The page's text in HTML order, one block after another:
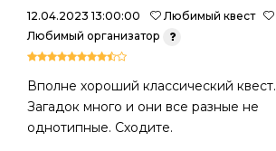
12.04.2023 13:00:00
Любимый квест
Любимый организатор
Вполне хороший классический квест.
Загадок много и они все разные не
однотипные. Сходите.